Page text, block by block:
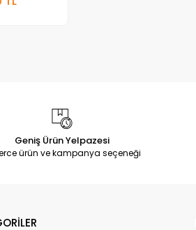
Geniş Ürün Yelpazesi
ürün ve kampanya seçeneği